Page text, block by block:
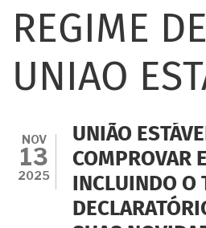
REGIME
UNIAO
NOV
13
2025
UNIÃO
COMPROVAR
INCLUINDO O